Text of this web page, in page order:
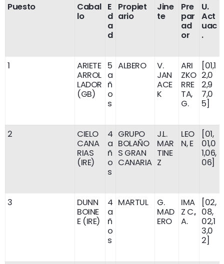
Puesto
Cabal
lo
E
d
a
d
Propiet
ario
Jine
te
Pre
par
ad
or
U.
Act
uac
.
1
ARIETE
ARROL
LADOR
(GB)
5
a
ñ
o
s
ALBERO
V.
JAN
ACE
K
ARI
ZKO
RRE
TA,
G.
[01,1
2,0
2,9
7,0
5]
2
CIELO
CANA
RIAS
(IRE)
4
a
ñ
o
s
GRUPO
BOLAÑO
S GRAN
CANARIA
J.L.
MAR
TINE
Z
LEO
N, E
[01,
01,0
1,06,
06]
3
DUNN
BOINE
E (IRE)
4
a
ñ
o
s
MARTUL
G.
MAD
ERO
IMA
Z C.,
A.
[02,
08,
02,1
3,0
2]